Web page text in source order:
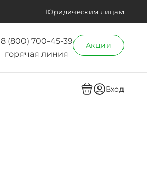
Юридическим лицам
8 (800) 700-45-39
горячая линия
Акции
Вход